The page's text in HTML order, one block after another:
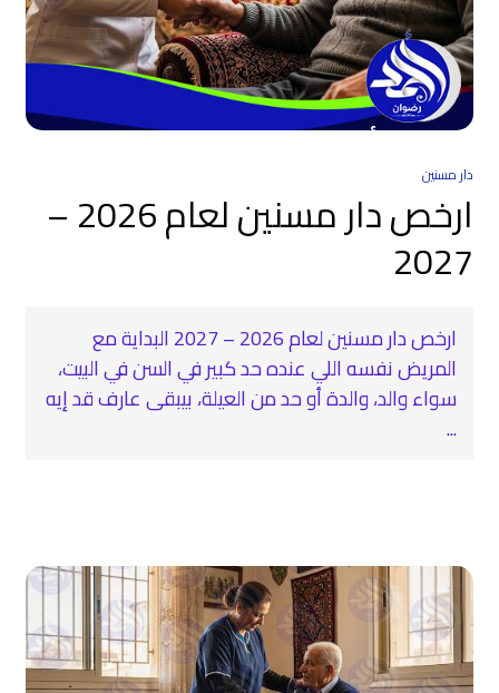
دار مسنين
ارخص دار مسنين لعام 2026 –
2027
ارخص دار مسنين لعام 2026 – 2027 البداية مع
المريض نفسه اللي عنده حد كبير في السن في البيت،
سواء والد، والدة أو حد من العيلة، بيبقى عارف قد إيه
...